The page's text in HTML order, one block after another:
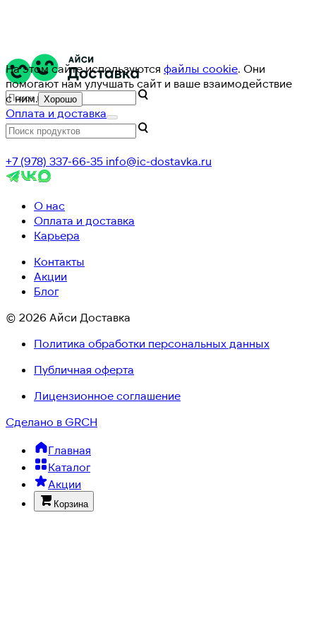
На этом сайте используются файлы cookie. Они
помогают нам улучшать сайт и ваше взаимодействие
с ним. Хорошо
Оплата и доставка
+7 (978) 337-66-35 info@ic-dostavka.ru
О нас
Оплата и доставка
Карьера
Контакты
Акции
Блог
© 2026 Айси Доставка
Политика обработки персональных данных
Публичная оферта
Лицензионное соглашение
Сделано в GRCH
Главная
Каталог
Акции
Корзина